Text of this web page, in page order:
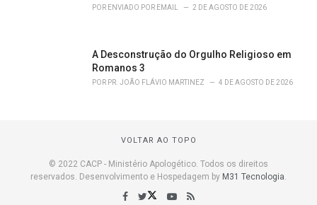
POR ENVIADO POR EMAIL 2 DE AGOSTO DE 2026
A Desconstrução do Orgulho Religioso em
Romanos 3
POR PR. JOÃO FLÁVIO MARTINEZ 4 DE AGOSTO DE 2026
VOLTAR AO TOPO
© 2022 CACP - Ministério Apologético. Todos os direitos
reservados. Desenvolvimento e Hospedagem by M31 Tecnologia